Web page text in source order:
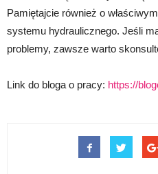
Pamiętajcie również o
systemu hydraulicznego. Jeśli
problemy, zawsze warto
Link do bloga o pracy: https://